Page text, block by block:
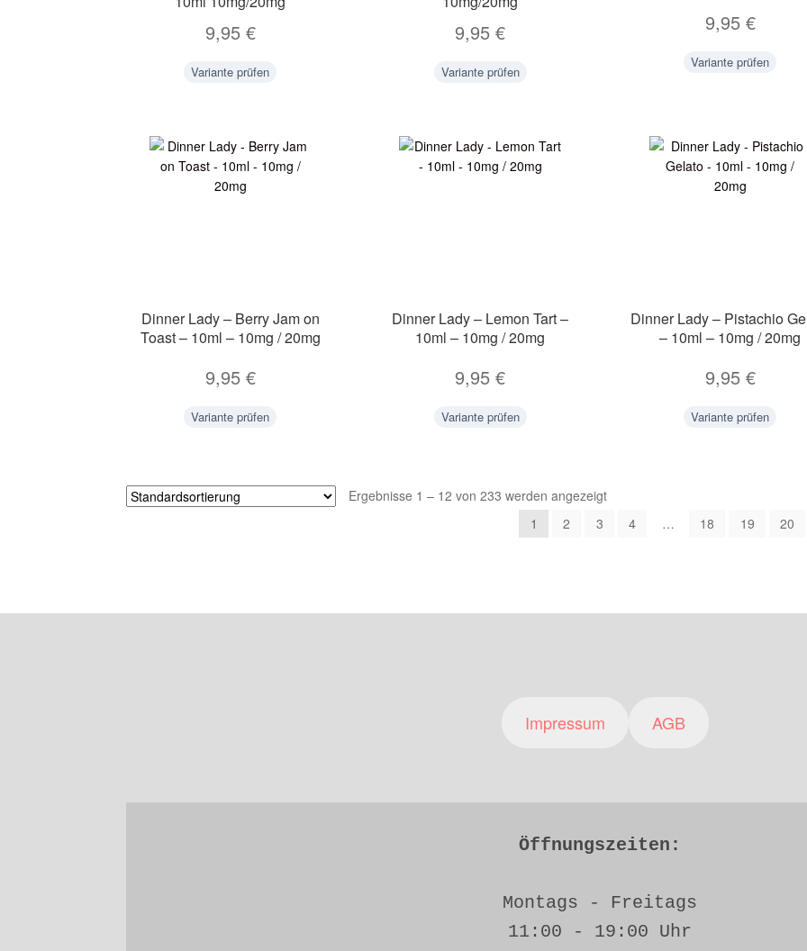
9,95 €
Variante prüfen
9,95€
Variante prüfen
9,95 €
Variante prüfen
Dinner Lady – Berry Jam on
Toast – 10ml – 10mg / 20mg
9,95 €
Variante prüfen
Dinner Lady – Lemon Tart –
10ml – 10mg / 20mg
9,95€
Variante prüfen
Dinner Lady – Pistachio
– 10ml – 10mg / 20mg
9,95 €
Variante prüfen
Ergebnisse 1 – 12 von 233 werden angezeigt
1
2 3 4 … 18 19 20
Impressum AGB
Öffnungszeiten:
Montags - Freitags
11:00 - 19:00 Uhr